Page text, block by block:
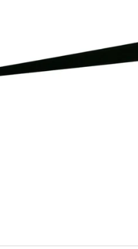
0 im Modalmodus